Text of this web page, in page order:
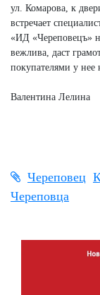
ул. Комарова, к
встречает
«ИД «Череповецъ»
вежлива, даст
покупателями у
Валентина Лелина
Череповец
Череповца